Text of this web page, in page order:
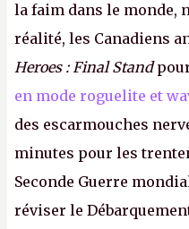
la faim dans le monde,
réalité, les Canadiens
Heroes : Final Stand
en mode roguelite et
des escarmouches
minutes pour les
Seconde Guerre
réviser le